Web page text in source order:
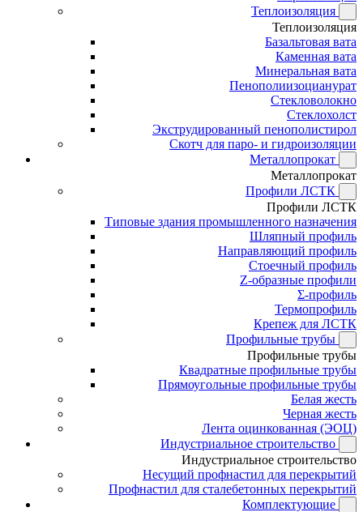
Теплоизоляция
Теплоизоляция
Базальтовая вата
Каменная вата
Минеральная вата
Пенополиизоцианурат
Стекловолокно
Стеклохолст
Экструдированный пенополистирол
Скотч для паро- и гидроизоляции
Металлопрокат
Металлопрокат
Профили ЛСТК
Профили ЛСТК
Типовые здания промышленного назначения
Шляпный профиль
Направляющий профиль
Стоечный профиль
Z-образные профили
Σ-профиль
Термопрофиль
Крепеж для ЛСТК
Профильные трубы
Профильные трубы
Квадратные профильные трубы
Прямоугольные профильные трубы
Белая жесть
Черная жесть
Лента оцинкованная (ЭОЦ)
Индустриальное строительство
Индустриальное строительство
Несущий профнастил для перекрытий
Профнастил для сталебетонных перекрытий
Комплектующие